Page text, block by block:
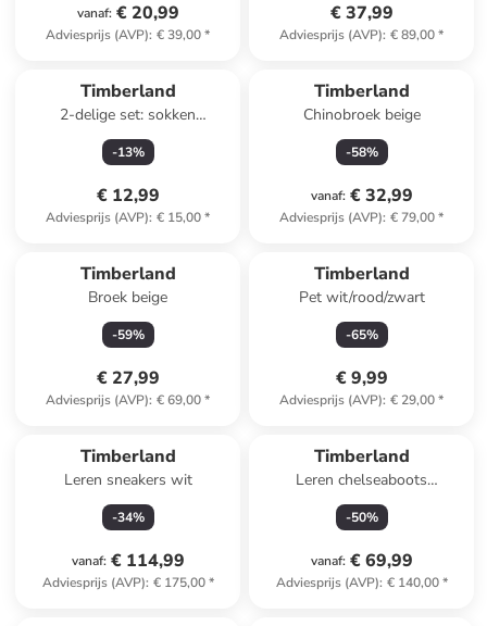
vanaf: € 20,99
Adviesprijs (AVP): € 39,00*
€ 37,99
Adviesprijs (AVP): € 89,00*
Timberland
2-delige set: sokken
wit/blauw
-13%
€ 12,99
Adviesprijs (AVP): € 15,00*
Timberland
Chinobroek beige
-58%
vanaf: € 32,99
Adviesprijs (AVP): € 79,00*
Timberland
Broek beige
-59%
€ 27,99
Adviesprijs (AVP): € 69,00*
Timberland
Pet wit/rood/zwart
-65%
€ 9,99
Adviesprijs (AVP): € 29,00*
Timberland
Leren sneakers wit
-34%
vanaf: € 114,99
Adviesprijs (AVP): € 175,00*
Timberland
Leren chelseaboots
"Greyfield" zwart
-50%
vanaf: € 69,99
Adviesprijs (AVP): € 140,00*